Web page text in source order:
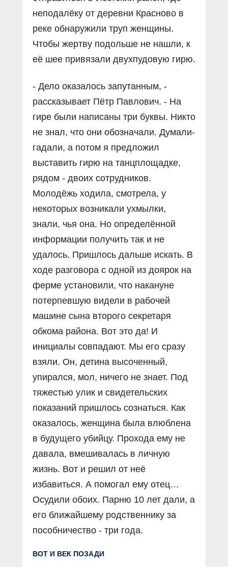
неподалёку от деревни Красново в
реке обнаружили труп женщины.
Чтобы жертву подольше не нашли, к
её шее привязали двухпудовую гирю.
- Дело оказалось запутанным, -
рассказывает Пётр Павлович. - На
гире были написаны три буквы. Никто
не знал, что они обозначали. Думали-
гадали, а потом я предложил
выставить гирю на танцплощадке,
рядом - двоих сотрудников.
Молодёжь ходила, смотрела, у
некоторых возникали ухмылки,
знали, чья она. Но определённой
информации получить так и не
удалось. Пришлось дальше искать. В
ходе разговора с одной из доярок на
ферме установили, что накануне
потерпевшую видели в рабочей
машине сына второго секретаря
обкома района. Вот это да! И
инициалы совпадают. Мы его сразу
взяли. Он, детина высоченный,
упирался, мол, ничего не знает. Под
тяжестью улик и свидетельских
показаний пришлось сознаться. Как
оказалось, женщина была влюблена
в будущего убийцу. Прохода ему не
давала, вмешивалась в личную
жизнь. Вот и решил от неё
избавиться. А помогал ему отец…
Осудили обоих. Парню 10 лет дали, а
его ближайшему родственнику за
пособничество - три года.
ВОТ И ВЕК ПОЗАДИ